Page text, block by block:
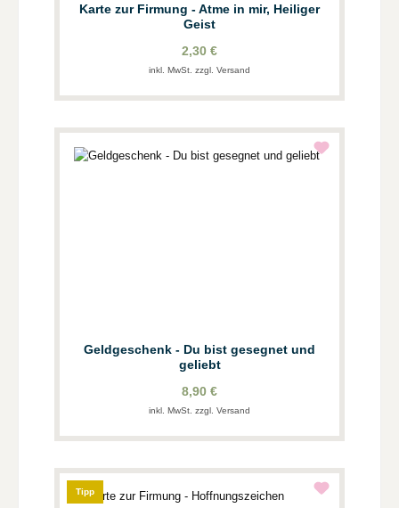
Karte zur Firmung - Atme in mir, Heiliger
Geist
2,30 €
inkl. MwSt. zzgl. Versand
Geldgeschenk - Du bist gesegnet und
geliebt
8,90 €
inkl. MwSt. zzgl. Versand
Tipp